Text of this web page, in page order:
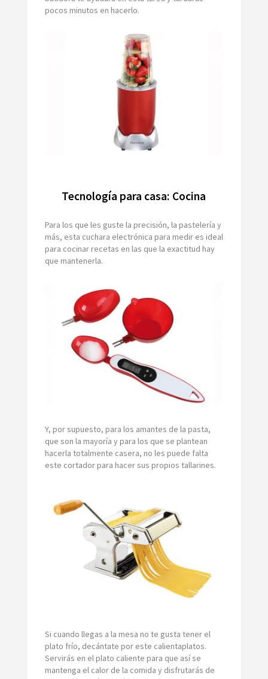
pocos minutos en hacerlo.
Tecnología para casa: Cocina
Para los que les guste la precisión, la pastelería y
más, esta cuchara electrónica para medir es ideal
para cocinar recetas en las que la exactitud hay
que mantenerla.
Y, por supuesto, para los amantes de la pasta,
que son la mayoría y para los que se plantean
hacerla totalmente casera, no les puede falta
este cortador para hacer sus propios tallarines.
Si cuando llegas a la mesa no te gusta tener el
plato frío, decántate por este calientaplatos.
Servirás en el plato caliente para que así se
mantenga el calor de la comida y disfrutarás de